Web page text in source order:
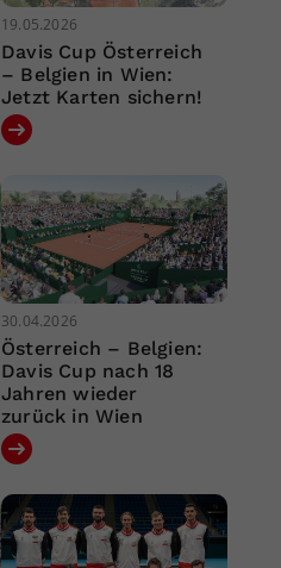
19.05.2026
Davis Cup Österreich
– Belgien in Wien:
Jetzt Karten sichern!
30.04.2026
Österreich – Belgien:
Davis Cup nach 18
Jahren wieder
zurück in Wien